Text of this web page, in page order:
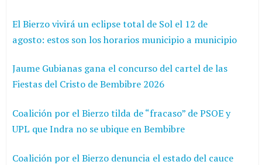
El Bierzo vivirá un eclipse total de Sol el 12 de
agosto: estos son los horarios municipio a municipio
Jaume Gubianas gana el concurso del cartel de las
Fiestas del Cristo de Bembibre 2026
Coalición por el Bierzo tilda de “fracaso” de PSOE y
UPL que Indra no se ubique en Bembibre
Coalición por el Bierzo denuncia el estado del cauce